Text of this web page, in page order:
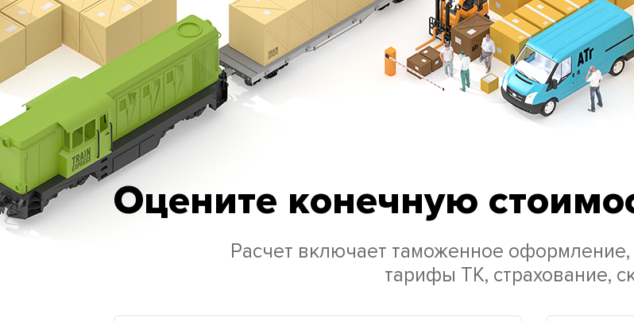
Оцените конечную
Расчет включает таможенное
тарифы ТК, страхование,